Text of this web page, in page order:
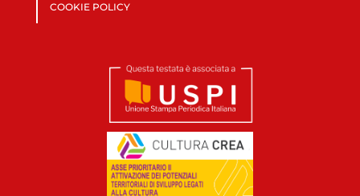
COOKIE POLICY